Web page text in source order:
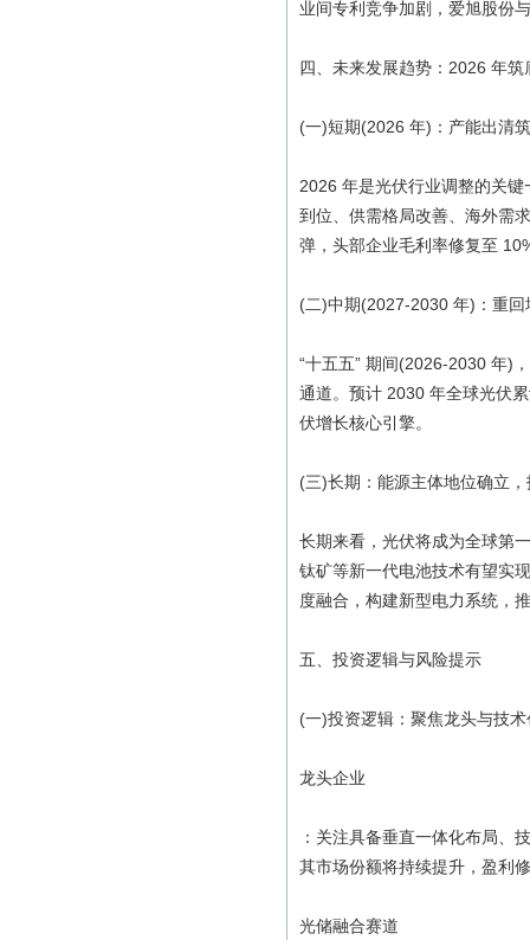
业间专利竞争加剧，爱旭股份
四、未来发展趋势：2026 年
(一)短期(2026 年)：产能出清
2026 年是光伏行业调整的关
到位、供需格局改善、海外需
弹，头部企业毛利率修复至
(二)中期(2027-2030 年)：重
“十五五” 期间(2026-2030 年)
通道。预计 2030 年全球光伏
伏增长核心引擎。
(三)长期：能源主体地位确立
长期来看，光伏将成为全球第
钛矿等新一代电池技术有望实
度融合，构建新型电力系统，
五、投资逻辑与风险提示
(一)投资逻辑：聚焦龙头与技
龙头企业
：关注具备垂直一体化布局、
其市场份额将持续提升，盈利
光储融合赛道